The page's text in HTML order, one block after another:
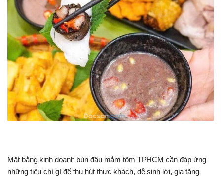
Mặt bằng kinh doanh bún đậu mắm tôm TPHCM cần đáp ứng
những tiêu chí gì để thu hút thực khách, dễ sinh lời, gia tăng